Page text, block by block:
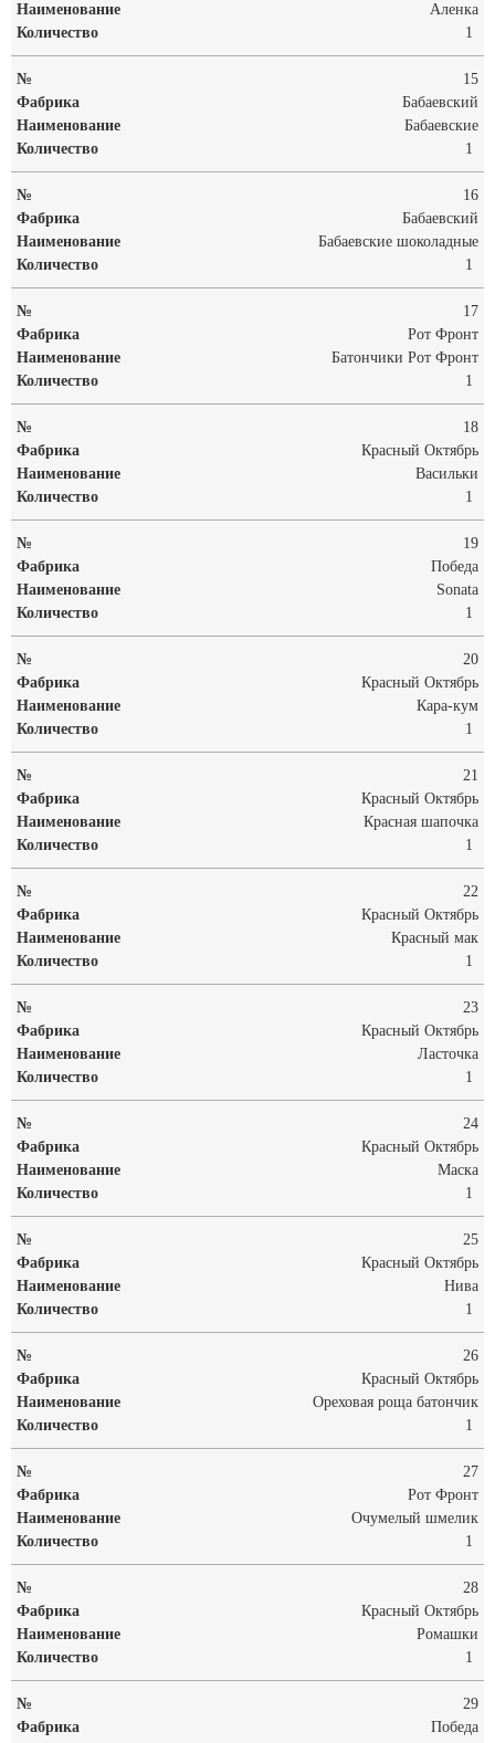
Аленка
1
15
Бабаевский
Бабаевские
1
16
Бабаевский
Бабаевские шоколадные
1
17
Рот Фронт
Батончики Рот Фронт
1
18
Красный Октябрь
Васильки
1
19
Победа
Sonata
1
20
Красный Октябрь
Кара-кум
1
21
Красный Октябрь
Красная шапочка
1
22
Красный Октябрь
Красный мак
1
23
Красный Октябрь
Ласточка
1
24
Красный Октябрь
Маска
1
25
Красный Октябрь
Нива
1
26
Красный Октябрь
Ореховая роща батончик
1
27
Рот Фронт
Очумелый шмелик
1
28
Красный Октябрь
Ромашки
1
29
Победа